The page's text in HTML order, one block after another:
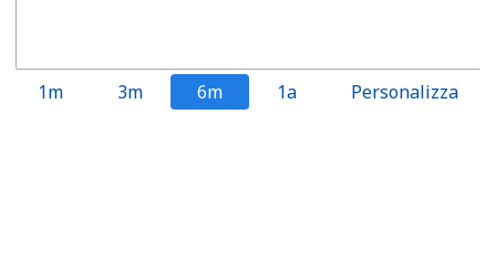
1m 3m 6m 1a Personalizza